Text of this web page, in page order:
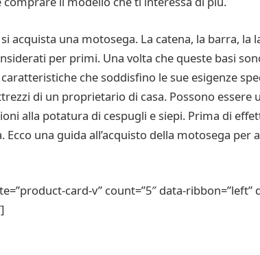
acquista una motosega. La catena, la barra,
per primi. Una volta che queste basi
che soddisfino le sue esigenze
di un proprietario di casa. Possono essere
alla potatura di cespugli e siepi. Prima di
una guida all’acquisto della motosega
card-v” count=”5″ data-ribbon=”left”